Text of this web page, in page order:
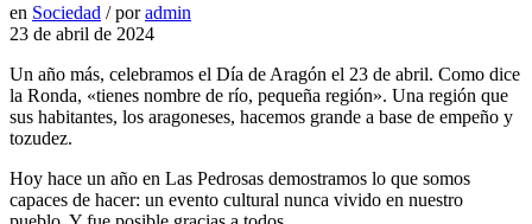
en Sociedad / poradmin
23 de abril de 2024
Un año más, celebramos el Día de Aragón el 23 de abril. Como dice
la Ronda, «tienes nombre de río, pequeña región». Una región que
sus habitantes, los aragoneses, hacemos grande a base de empeño y
tozudez.
Hoy hace un año en Las Pedrosas demostramos lo que somos
capaces de hacer: un evento cultural nunca vivido en nuestro